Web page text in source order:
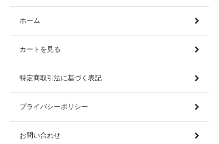
ホーム
カートを見る
特定商取引法に基づく表記
プライバシーポリシー
お問い合わせ